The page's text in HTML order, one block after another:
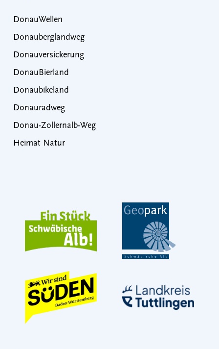
DonauWellen
Donauberglandweg
Donauversickerung
DonauBierland
Donaubikeland
Donauradweg
Donau-Zollernalb-Weg
Heimat Natur